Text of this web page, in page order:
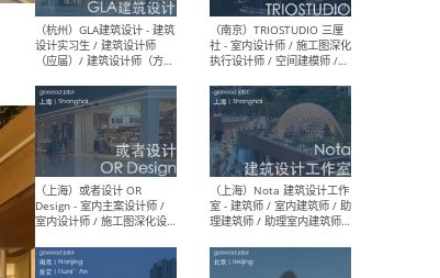
（北京）MAT 超级建筑事务
所 - 项目建筑师 / 初级建筑
师/助理建筑师 / 室内建筑师
（北京）MAD建筑事务所 -
商务拓展 / 媒体专员/经理 /